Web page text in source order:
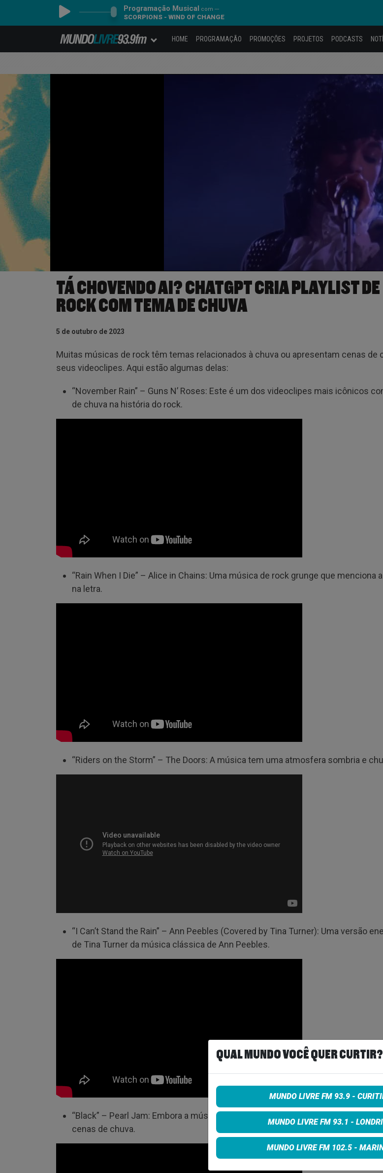
Programação Musical com ---
SCORPIONS - WIND OF CHANGE
HOME PROGRAMAÇÃO PROMOÇÕES PROJETOS PODCASTS
TÁ CHOVENDO AI? CHATGPT CRIA PLAYLIST DE
ROCK COM TEMA DE CHUVA
5 de outubro de 2023
Muitas músicas de rock têm temas relacionados à chuva ou apresentam cenas de
seus videoclipes. Aqui estão algumas delas:
“November Rain” – Guns N’ Roses: Este é um dos videoclipes mais icônicos
de chuva na história do rock.
“Rain When I Die” – Alice in Chains: Uma música de rock grunge que menciona
na letra.
“Riders on the Storm” – The Doors: A música tem uma atmosfera sombria e
“I Can’t Stand the Rain” – Ann Peebles (Covered by Tina Turner): Uma versão
de Tina Turner da música clássica de Ann Peebles.
“Black” – Pearl Jam: Embora a música não mencione chuva, o videoclipe
cenas de chuva.
QUAL MUNDO VOCÊ QUER CURTIR?
MUNDO LIVRE FM 93.9 -
MUNDO LIVRE FM 93.1 -
MUNDO LIVRE FM 102.5 -